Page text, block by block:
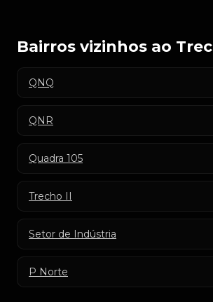
Bairros vizinhos ao
QNQ
QNR
Quadra 105
Trecho II
Setor de Indústria
P Norte